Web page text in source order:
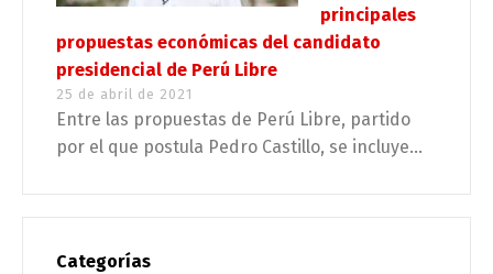
principales
propuestas económicas del candidato
presidencial de Perú Libre
25 de abril de 2021
Entre las propuestas de Perú Libre, partido
por el que postula Pedro Castillo, se incluye...
Categorías